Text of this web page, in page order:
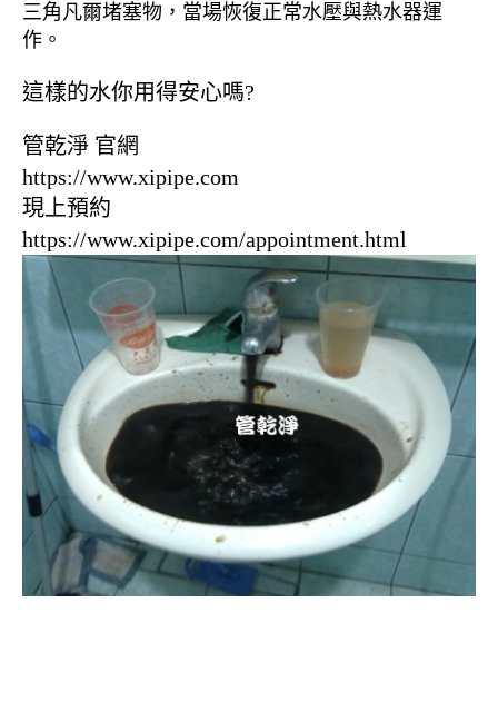
三角凡爾堵塞物，當場恢復正常水壓與熱水器運
作。
這樣的水你用得安心嗎?
管乾淨 官網
https://www.xipipe.com
現上預約
https://www.xipipe.com/appointment.html